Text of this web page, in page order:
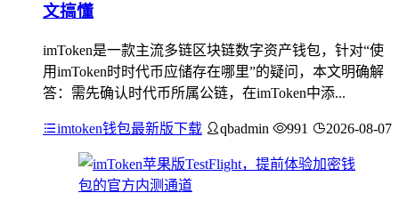
文搞懂
imToken是一款主流多链区块链数字资产钱包，针对“使
用imToken时时代币应储存在哪里”的疑问，本文明确解
答：需先确认时代币所属公链，在imToken中添...
imtoken钱包最新版下载 qbadmin 991 2026-08-07